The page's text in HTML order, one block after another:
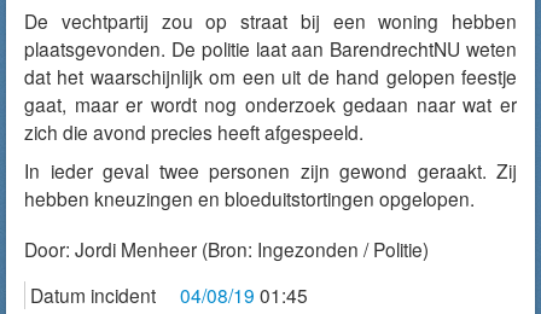
De vechtpartij zou op straat bij een woning hebben
plaatsgevonden. De politie laat aan BarendrechtNU weten
dat het waarschijnlijk om een uit de hand gelopen feestje
gaat, maar er wordt nog onderzoek gedaan naar wat er
zich die avond precies heeft afgespeeld.
In ieder geval twee personen zijn gewond geraakt. Zij
hebben kneuzingen en bloeduitstortingen opgelopen.
Door: Jordi Menheer (Bron: Ingezonden / Politie)
Datum incident
04/08/19 01:45